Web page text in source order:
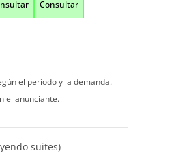
Consultar
el período y la demanda.
el anunciante.
suites)